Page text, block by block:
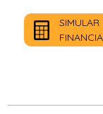
SIMULAR